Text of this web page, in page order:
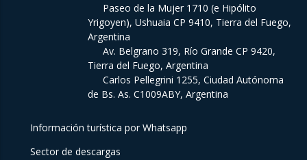
Paseo de la Mujer 1710 (e Hipólito
Yrigoyen), Ushuaia CP 9410, Tierra del Fuego,
Argentina
Av. Belgrano 319, Río Grande CP 9420,
Tierra del Fuego, Argentina
Carlos Pellegrini 1255, Ciudad Autónoma
de Bs. As. C1009ABY, Argentina
Información turística por Whatsapp
Sector de descargas